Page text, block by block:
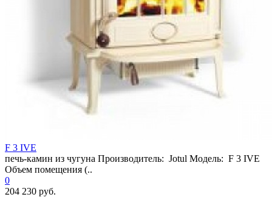
F 3 IVE
печь-камин из чугуна Производитель: Jotul Модель: F 3 IVE
Объем помещения (..
0
204 230 руб.